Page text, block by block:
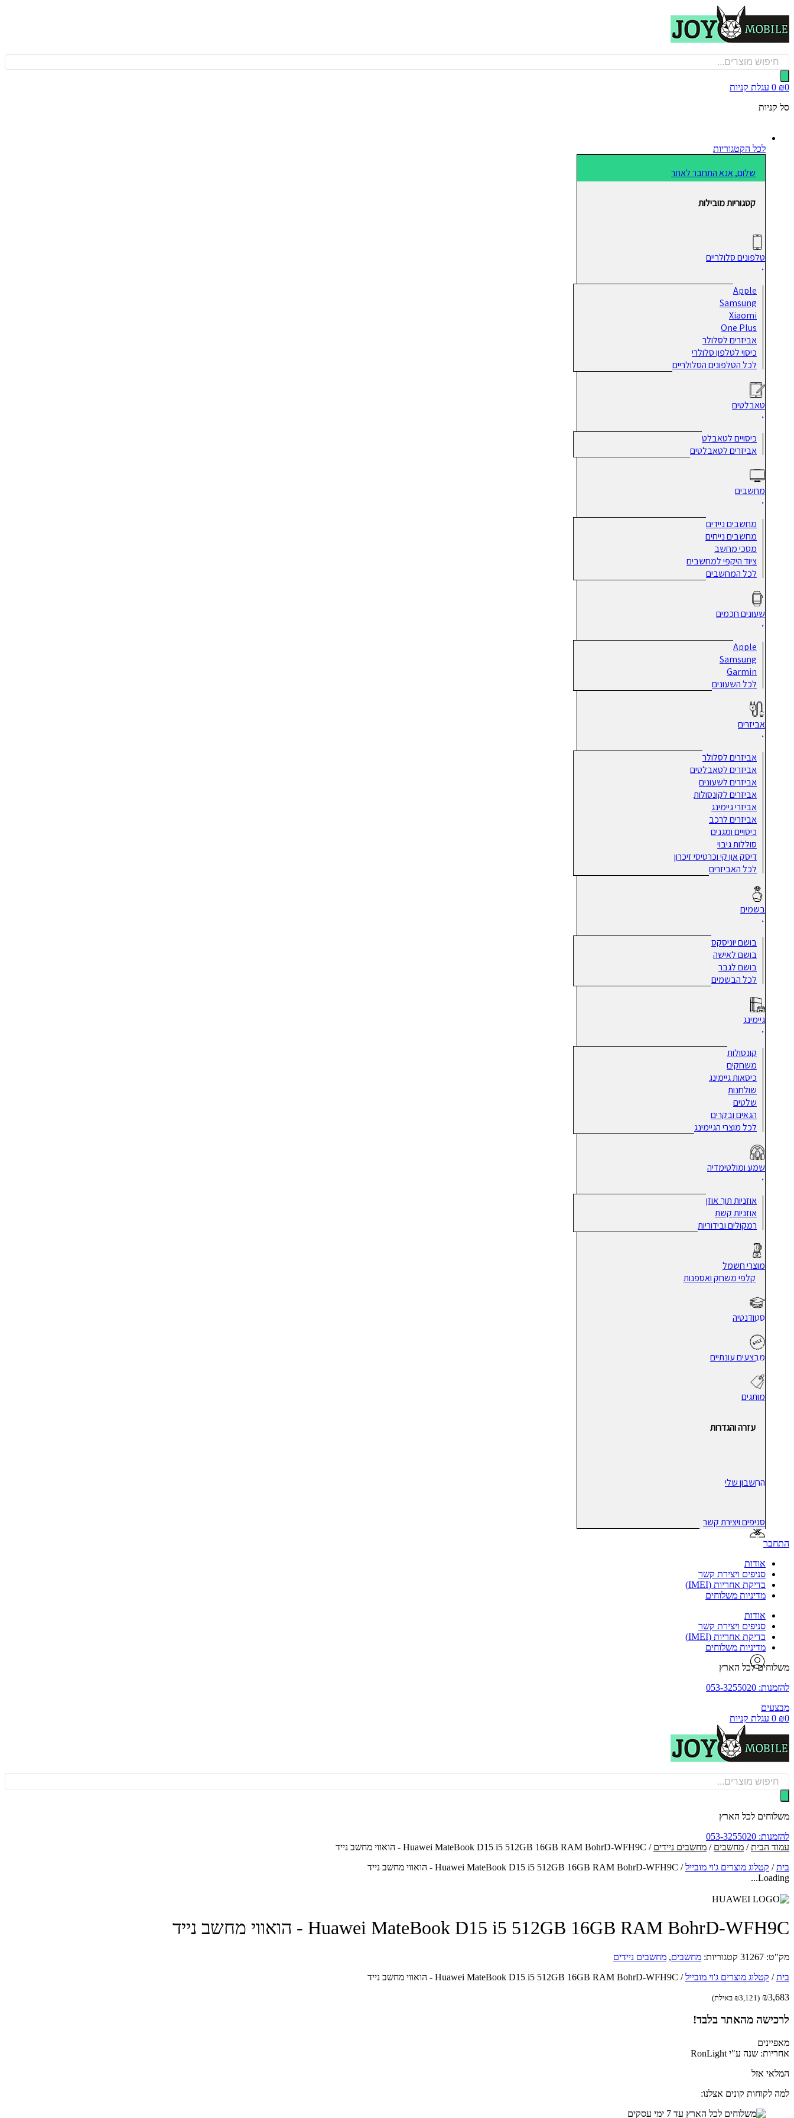
Products
search
₪0
0 עגלת קניות
סל קניות
לכל הקטגוריות
שלום, אנא התחבר לאתר
קטגוריות מובילות
טלפונים סלולריים
Apple
Samsung
Xiaomi
One Plus
אביזרים לסלולר
כיסוי לטלפון סלולרי
לכל הטלפונים הסלולריים
טאבלטים
כיסויים לטאבלט
אביזרים לטאבלטים
מחשבים
מחשבים ניידים
מחשבים נייחים
מסכי מחשב
ציוד היקפי למחשבים
לכל המחשבים
שעונים חכמים
Apple
Samsung
Garmin
לכל השעונים
אביזרים
אביזרים לסלולר
אביזרים לטאבלטים
אביזרים לשעונים
אביזרים לקונסולות
אביזרי גיימינג
אביזרים לרכב
כיסויים ומגנים
סוללות גיבוי
דיסק און קי וכרטיסי זיכרון
לכל האביזרים
בשמים
בושם יוניסקס
בושם לאישה
בושם לגבר
לכל הבשמים
גיימינג
קונסולות
משחקים
כיסאות גיימינג
שולחנות
שלטים
הגאים ובקרים
לכל מוצרי הגיימינג
שמע ומולטימדיה
אוזניות תוך אוזן
אוזניות קשת
רמקולים ובידוריות
מוצרי חשמל
קלפי משחק ואספנות
סטודנטיה
מבצעים עונתיים
מותגים
עזרה והגדרות
החשבון שלי
סניפים ויצירת קשר
התחבר
אודות
סניפים ויצירת קשר
בדיקת אחריות (IMEI)
מדיניות משלוחים
אודות
סניפים ויצירת קשר
בדיקת אחריות (IMEI)
מדיניות משלוחים
משלוחים לכל הארץ
להזמנות: 053-3255020
מבצעים
₪0
0 עגלת קניות
Products
search
משלוחים לכל הארץ
להזמנות: 053-3255020
עמוד הבית/ מחשבים / מחשבים ניידים / Huawei MateBook D15 i5 512GB 16GB RAM BohrD-WFH9C - הואווי מחשב נייד
בית/ קטלוג מוצרים ג'וי מובייל/ Huawei MateBook D15 i5 512GB 16GB RAM BohrD-WFH9C - הואווי מחשב נייד
Loading...
Huawei MateBook D15 i5 512GB 16GB RAM BohrD-WFH9C - הואווי מחשב נייד
מק"ט: 31267 קטגוריות: מחשבים, מחשבים ניידים
בית/ קטלוג מוצרים ג'וי מובייל/ Huawei MateBook D15 i5 512GB 16GB RAM BohrD-WFH9C - הואווי מחשב נייד
₪3,683
(
₪3,121 באילת)
לרכישה מהאתר בלבד!
מאפיינים
אחריות: שנה ע"י RonLight
המלאי אזל
למה לקוחות קונים אצלנו: